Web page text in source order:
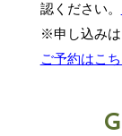
認ください。
※申し込みは
ご予約はこ